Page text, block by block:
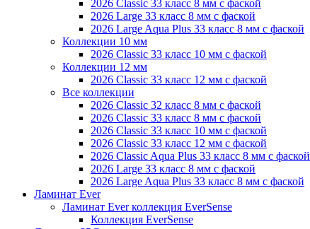
2026 Classic 33 класс 8 мм с фаской
2026 Large 33 класс 8 мм с фаской
2026 Large Aqua Plus 33 класс 8 мм с фаской
Коллекции 10 мм
2026 Classic 33 класс 10 мм с фаской
Коллекции 12 мм
2026 Classic 33 класс 12 мм с фаской
Все коллекции
2026 Classic 32 класс 8 мм с фаской
2026 Classic 33 класс 8 мм с фаской
2026 Classic 33 класс 10 мм с фаской
2026 Classic 33 класс 12 мм с фаской
2026 Classic Aqua Plus 33 класс 8 мм с фаской
2026 Large 33 класс 8 мм с фаской
2026 Large Aqua Plus 33 класс 8 мм с фаской
Ламинат Ever
Ламинат Ever коллекция EverSense
Коллекция EverSense